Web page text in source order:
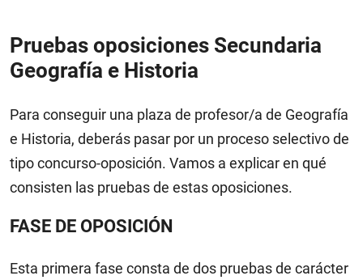
Pruebas oposiciones Secundaria
Geografía e Historia
Para conseguir una plaza de profesor/a de Geografía
e Historia, deberás pasar por un proceso selectivo de
tipo concurso-oposición. Vamos a explicar en qué
consisten las pruebas de estas oposiciones.
FASE DE OPOSICIÓN
Esta primera fase consta de dos pruebas de carácter